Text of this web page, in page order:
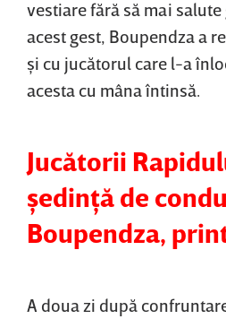
vestiare fără să mai salute
acest gest, Boupendza a
şi cu jucătorul care l-a
acesta cu mâna întinsă.
Jucătorii
şedinţă de
Boupendza,
A doua zi după